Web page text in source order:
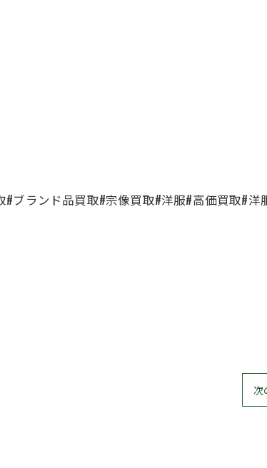
ブランド品買取#宗像買取#洋服#高価買取#洋
次